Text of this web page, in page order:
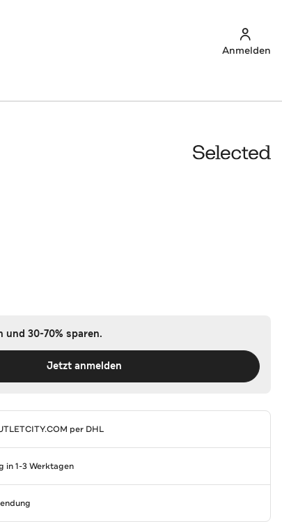
Anmelden
und 30-70% sparen.
Jetzt anmelden
per DHL
in 1-3 Werktagen